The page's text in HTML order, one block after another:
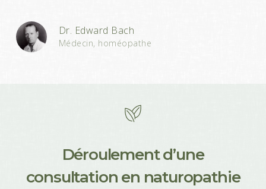
Dr. Edward Bach
Médecin, homéopathe
Déroulement d’une
consultation en naturopathie